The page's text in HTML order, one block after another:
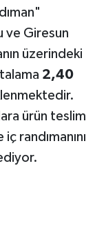
ve Giresun
üzerindeki
2,40
ürün teslim
randımanını